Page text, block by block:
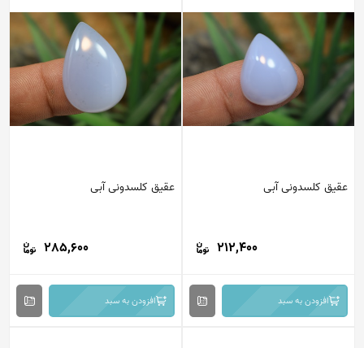
عقیق کلسدونی آبی
212,400
افزودن به سبد
عقیق کلسدونی آبی
285,600
افزودن به سبد